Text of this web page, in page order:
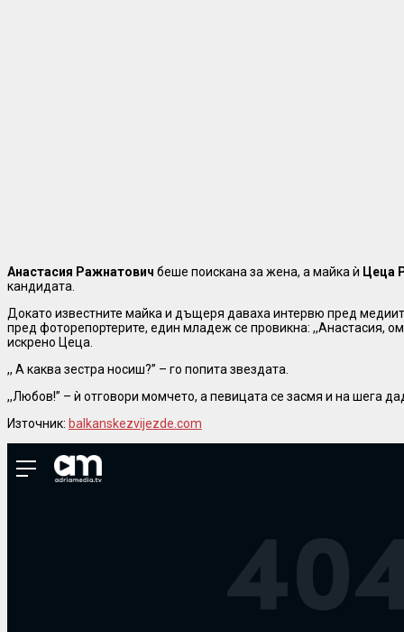
Анастасия Ражнатович беше поискана за жена, а майка ѝ Цеца
кандидата.
Докато известните майка и дъщеря даваха интервю пред
пред фоторепортерите, един младеж се провикна: ,,Анастасия,
искрено Цеца.
,, А каква зестра носиш?” – го попита звездата.
,,Любов!” – ѝ отговори момчето, а певицата се засмя и на шега
Източник: balkanskezvijezde.com